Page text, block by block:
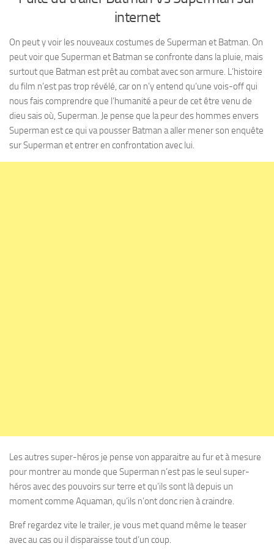
internet
On peut y voir les nouveaux costumes de Superman et Batman. On
peut voir que Superman et Batman se confronte dans la pluie, mais
surtout que Batman est prêt au combat avec son armure. L’histoire
du film n’est pas trop révélé, car on n’y entend qu’une vois-off qui
nous fais comprendre que l’humanité a peur de cet être venu de
dieu sais où, Superman. Je pense que la peur des hommes envers
Superman est ce qui va pousser Batman a aller mener son enquête
sur Superman et entrer en confrontation avec lui.
Les autres super-héros je pense von apparaitre au fur et à mesure
pour montrer au monde que Superman n’est pas le seul super-
héros avec des pouvoirs sur terre et qu’ils sont là depuis un
moment comme Aquaman, qu’ils n’ont donc rien à craindre.
Bref regardez vite le trailer, je vous met quand même le teaser
avec au cas ou il disparaisse tout d’un coup.